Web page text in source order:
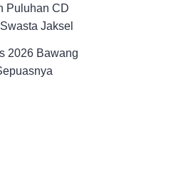
Puluhan CD
Jaksel
2026 Bawang